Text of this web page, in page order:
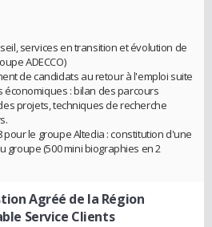
services en transition et évolution de
ADECCO)
de candidats au retour à l'emploi suite
économiques : bilan des parcours
projets, techniques de recherche
le groupe Altedia : constitution d'une
groupe (500 mini biographies en 2
Agréé de la Région
Service Clients